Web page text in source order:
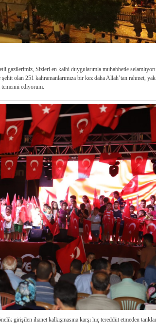
gazilerimiz, Sizleri en kalbi duygularımla muhabbetle
olan 251 kahramanlarımıza bir kez daha Allah’tan rahmet,
ediyorum.
girişilen ihanet kalkışmasına karşı hiç tereddüt etmeden